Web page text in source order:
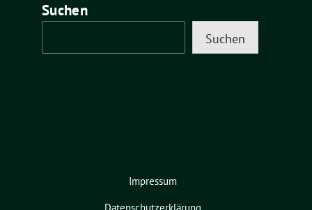
Suchen
Suchen
Impressum